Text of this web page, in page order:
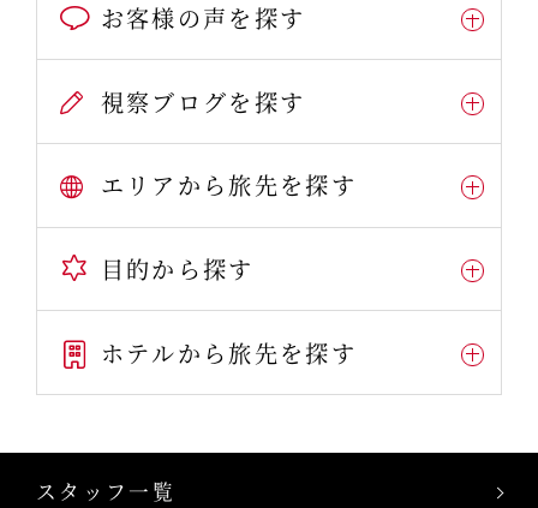
お客様の声を探す
視察ブログを探す
エリアから旅先を探す
目的から探す
ホテルから旅先を探す
スタッフ一覧